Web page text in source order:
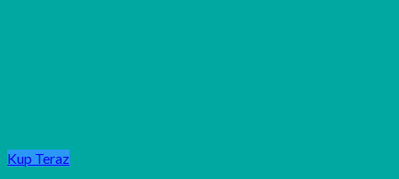
Kup Teraz